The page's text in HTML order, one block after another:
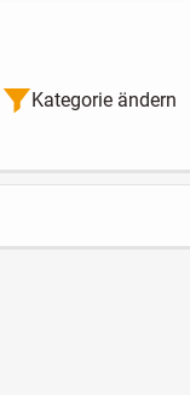
Kategorie ändern